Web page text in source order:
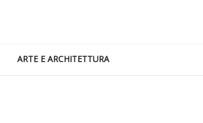
ARTE E ARCHITETTURA